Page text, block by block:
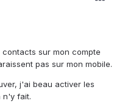
sur mon compte
pas sur mon mobile.
j'ai beau activer les
n'y fait.